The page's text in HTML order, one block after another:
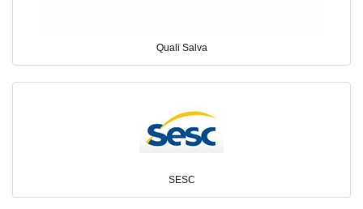
Quali Salva
SESC